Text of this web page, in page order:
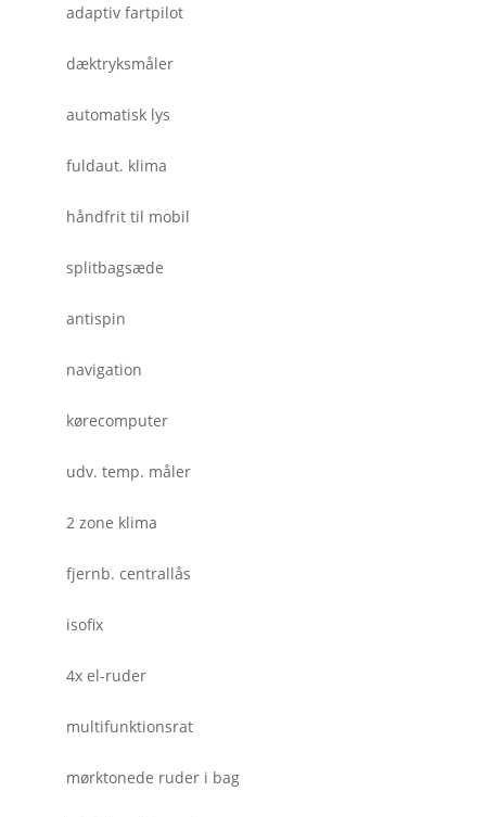
adaptiv fartpilot
dæktryksmåler
automatisk lys
fuldaut. klima
håndfrit til mobil
splitbagsæde
antispin
navigation
kørecomputer
udv. temp. måler
2 zone klima
fjernb. centrallås
isofix
4x el-ruder
multifunktionsrat
mørktonede ruder i bag